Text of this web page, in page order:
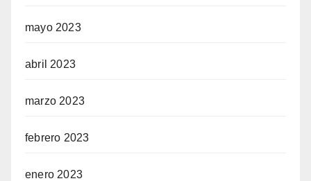
mayo 2023
abril 2023
marzo 2023
febrero 2023
enero 2023